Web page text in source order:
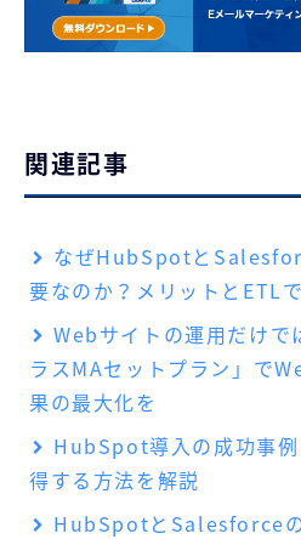
関連記事
なぜHubSpotと
要なのか？メリットとETL
Webサイトの運用だけで
ラスMAセットプラン」で
果の最大化を
HubSpot導入の成功事
得する方法を解説
HubSpotとSalesforceの